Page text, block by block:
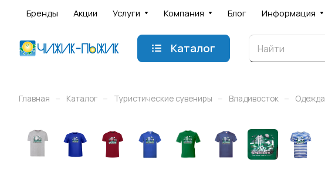
Бренды Акции Услуги Компания Блог Информация
Каталог
Главная – Каталог – Туристические сувениры – Владивосток – Одежда